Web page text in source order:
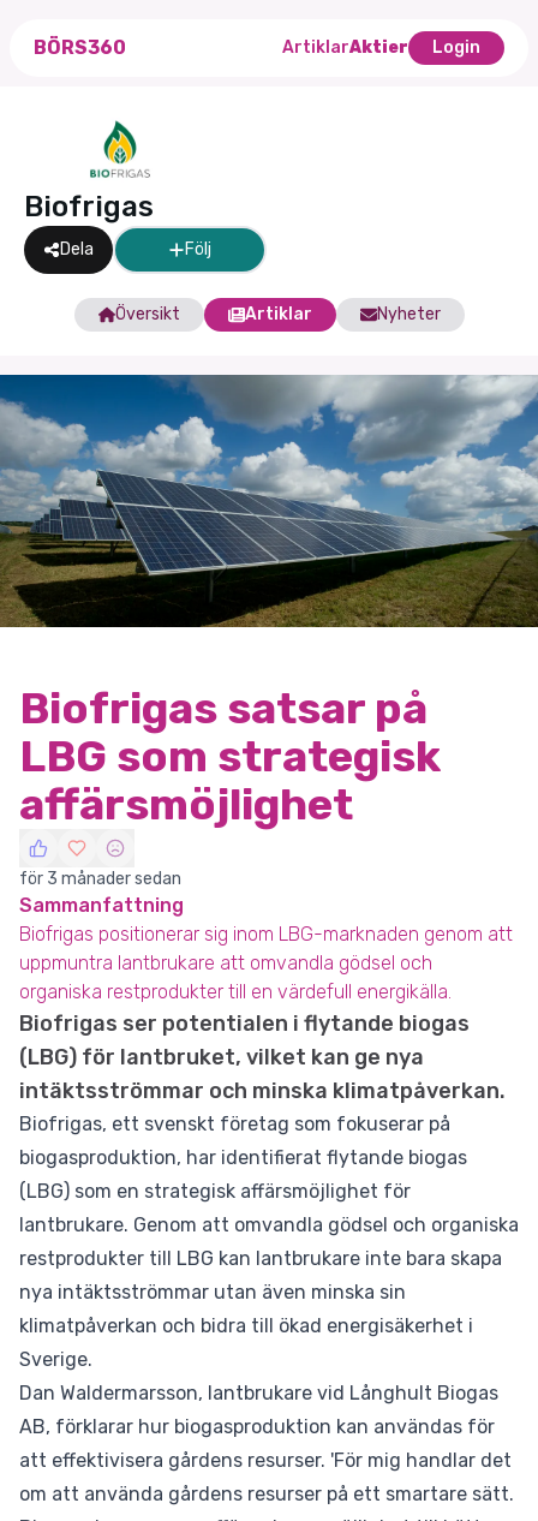
BÖRS360 ArtiklarAktier Login
Biofrigas
Dela Följ
Översikt Artiklar Nyheter
Biofrigas satsar på
LBG som strategisk
affärsmöjlighet
för 3 månader sedan
Sammanfattning
Biofrigas positionerar sig inom LBG-marknaden genom att
uppmuntra lantbrukare att omvandla gödsel och
organiska restprodukter till en värdefull energikälla.
Biofrigas ser potentialen i flytande biogas
(LBG) för lantbruket, vilket kan ge nya
intäktsströmmar och minska klimatpåverkan.
Biofrigas, ett svenskt företag som fokuserar på
biogasproduktion, har identifierat flytande biogas
(LBG) som en strategisk affärsmöjlighet för
lantbrukare. Genom att omvandla gödsel och organiska
restprodukter till LBG kan lantbrukare inte bara skapa
nya intäktsströmmar utan även minska sin
klimatpåverkan och bidra till ökad energisäkerhet i
Sverige.
Dan Waldermarsson, lantbrukare vid Långhult Biogas
AB, förklarar hur biogasproduktion kan användas för
att effektivisera gårdens resurser. 'För mig handlar det
om att använda gårdens resurser på ett smartare sätt.